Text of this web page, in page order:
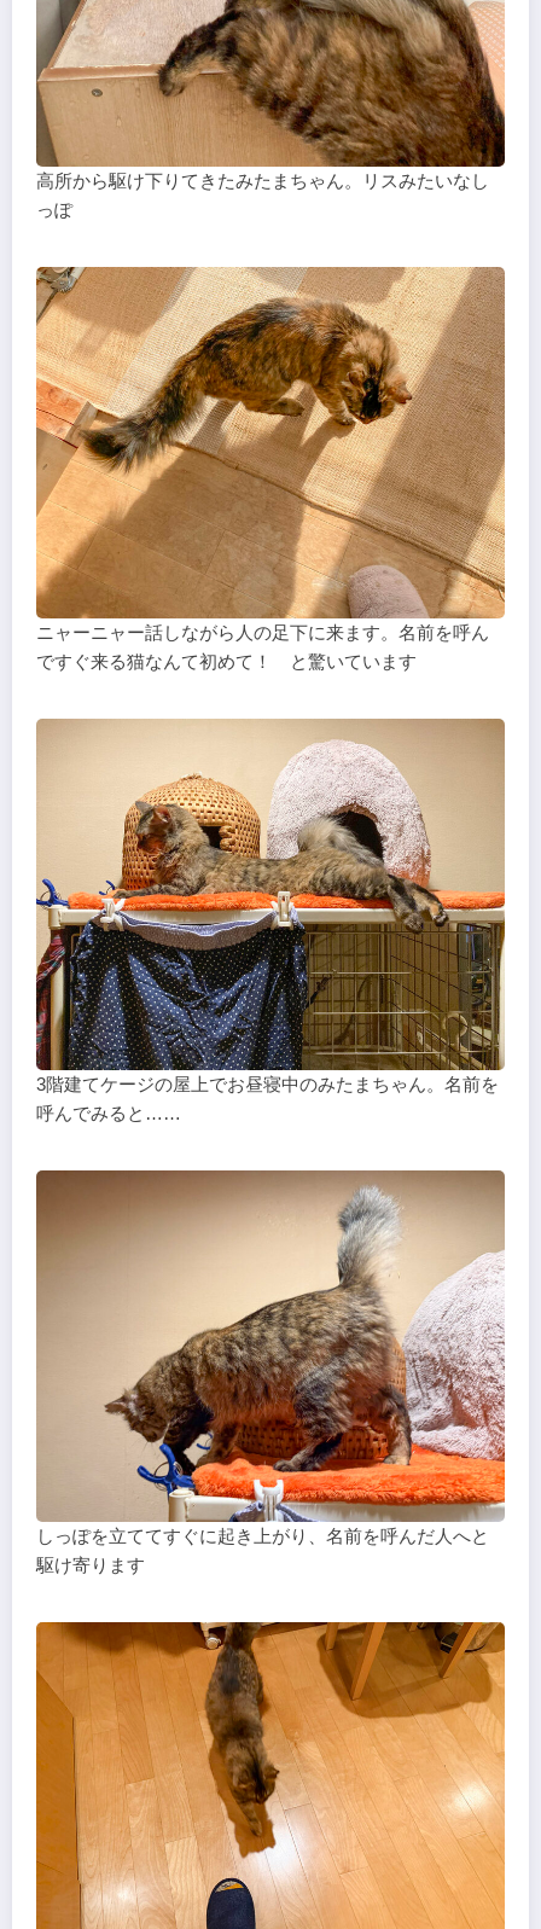
高所から駆け下りてきたみたまちゃん。リスみたいなし
っぽ
ニャーニャー話しながら人の足下に来ます。名前を呼ん
ですぐ来る猫なんて初めて！ と驚いています
3階建てケージの屋上でお昼寝中のみたまちゃん。名前を
呼んでみると……
しっぽを立ててすぐに起き上がり、名前を呼んだ人へと
駆け寄ります